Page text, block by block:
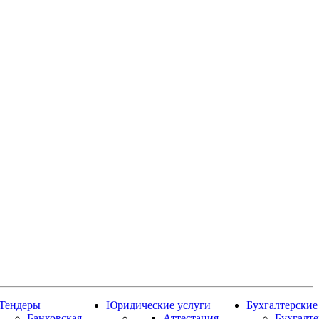
Юридические услуги